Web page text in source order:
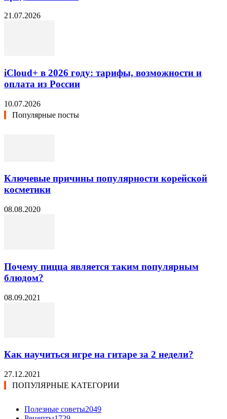
21.07.2026
iCloud+ в 2026 году: тарифы, возможности и
оплата из России
10.07.2026
Популярные посты
Ключевые причины популярности корейской
косметики
08.08.2020
Почему пицца является таким популярным
блюдом?
08.09.2021
Как научиться игре на гитаре за 2 недели?
27.12.2021
ПОПУЛЯРНЫЕ КАТЕГОРИИ
Полезные советы2049